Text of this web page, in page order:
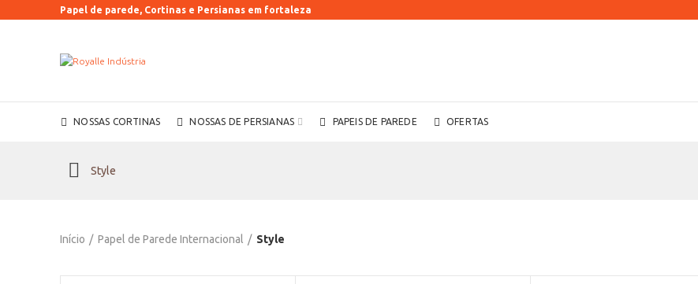
Papel de parede, Cortinas e Persianas em fortaleza
NOSSAS CORTINAS NOSSAS DE PERSIANAS PAPEIS DE PAREDE OFERTAS
Style
Início Papel de Parede Internacional Style